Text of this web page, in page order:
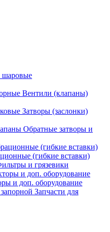
Вентили (клапаны)
Затворы (заслонки)
Обратные затворы и
(гибкие вставки)
и грязевики
и доп. оборудование
Запчасти для